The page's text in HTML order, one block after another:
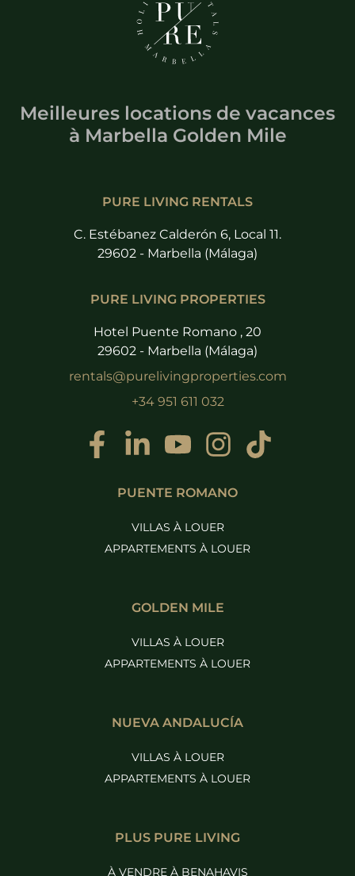
Meilleures locations de vacances
à Marbella Golden Mile
PURE LIVING RENTALS
C. Estébanez Calderón 6, Local 11.
29602 - Marbella (Málaga)
PURE LIVING PROPERTIES
Hotel Puente Romano , 20
29602 - Marbella (Málaga)
rentals@purelivingproperties.com
+34 951 611 032
PUENTE ROMANO
VILLAS À LOUER
APPARTEMENTS À LOUER
GOLDEN MILE
VILLAS À LOUER
APPARTEMENTS À LOUER
NUEVA ANDALUCÍA
VILLAS À LOUER
APPARTEMENTS À LOUER
PLUS PURE LIVING
À VENDRE À BENAHAVIS